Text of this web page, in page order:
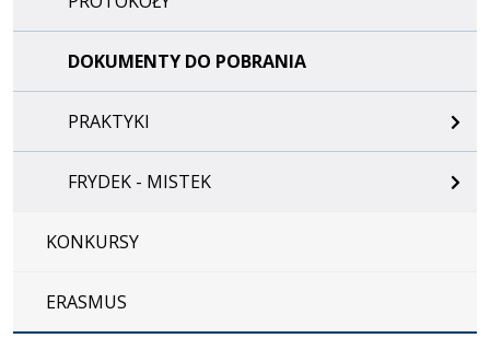
DOKUMENTY DO POBRANIA
PRAKTYKI
FRYDEK - MISTEK
KONKURSY
ERASMUS